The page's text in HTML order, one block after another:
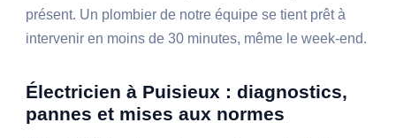
présent. Un plombier de notre équipe se tient prêt à
intervenir en moins de 30 minutes, même le week-end.
Électricien à Puisieux : diagnostics,
pannes et mises aux normes